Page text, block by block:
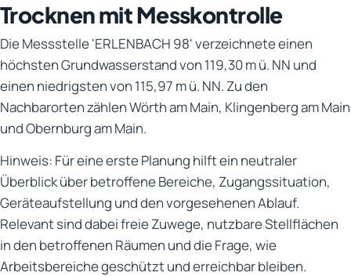
Trocknen mit Messkontrolle
Die Messstelle 'ERLENBACH 98' verzeichnete einen
höchsten Grundwasserstand von 119,30 m ü. NN und
einen niedrigsten von 115,97 m ü. NN. Zu den
Nachbarorten zählen Wörth am Main, Klingenberg am Main
und Obernburg am Main.
Hinweis: Für eine erste Planung hilft ein neutraler
Überblick über betroffene Bereiche, Zugangssituation,
Geräteaufstellung und den vorgesehenen Ablauf.
Relevant sind dabei freie Zuwege, nutzbare Stellflächen
in den betroffenen Räumen und die Frage, wie
Arbeitsbereiche geschützt und erreichbar bleiben.